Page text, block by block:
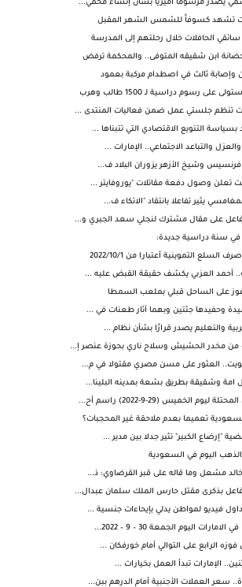
يصدر مرسوماً أميرياً بشأن إنشاء محمي...
تشهد كسوفاً للشمس الشهر المقبل
الحافلات خلال رحلتهم إلى المدرسة
ابن شقيقه المتوفى.. والمحكمة ترفض
ثالث في اصطدام مركبة بعمود
رسوم دراسية لـ 1500 طالب وهرب
تنظم جلستي عمل ضمن فعاليات المنتدى ...
التنويع الاقتصادي التي تتبناها ...
والتباعد الاجتماعي.. الإمارات ...
فرنسيس وشيخ الأزهر يزوران البلاد ف...
تعلن وصول دفعة مقاتلات "يوروفايتر ...
يثير تفاعلا بانتقاد "الاتكاء ف...
على مقال مشترك لنجلي سعد الجبري و...
في سنة دراسية جديدة:
السلع التموينية أعتبارا من 2022/10/1
أحمد العزبي يكشف حقيقة القبض عليه ...
على الساحل قبلي بملعب السمطا
وحفيدها جثتين وبهما آثار طعنات في ...
والتعليم يصدر قرارًا بشأن نظام ...
العثور على مسن مصري مقتولا في م...
امة وشقيقة بطريق بشعة بمدينه البلينا...
ليوم الخميس (29-9-2022) راسم أح...
تعميما بعدم ملاحقة غير المحجبات؟
"إرضاع الكبير" تثير جدلا بين مدير ...
الذهب اليوم في السعودية
مشعل وما قاله على قبر القرضاوي: ذ...
بذكرى مقتل حارس الملك سلمان عبدال...
فيديو لمواطن يدلي بإيحاءات جنسية ...
اليوم الجمعة 30 – 9 – 2022...
الرابع على التوالي أمام خورفكان ...
الإمارات تبدأ العمل بخيارات ...
سعر العملات الأجنبية أمام الدرهم ببن...